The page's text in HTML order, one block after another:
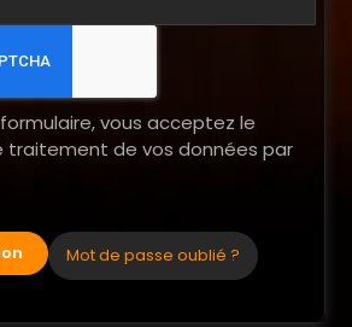
vous acceptez le
traitement de vos données par
Mot de passe oublié ?